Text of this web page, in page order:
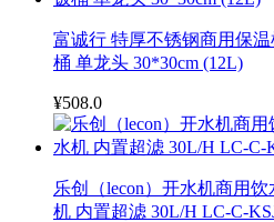
富诚行 特厚不锈钢商用保
桶 单龙头 30*30cm (12L)
¥508.0
乐创（lecon）开水机商用
机 内置超滤 30L/H LC-C-